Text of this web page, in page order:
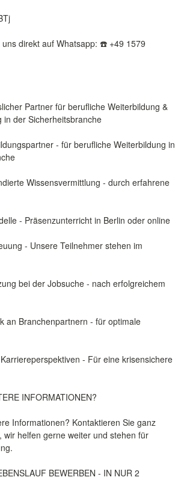
direkt auf Whatsapp: ☎️ +49 1579
Partner für berufliche Weiterbildung &
in der Sicherheitsbranche
- für berufliche Weiterbildung in
Wissensvermittlung - durch erfahrene
- Präsenzunterricht in Berlin oder online
- Unsere Teilnehmer stehen im
bei der Jobsuche - nach erfolgreichem
an Branchenpartnern - für optimale
- Für eine krisensichere
INFORMATIONEN?
Informationen? Kontaktieren Sie ganz
wir helfen gerne weiter und stehen für
BEWERBEN - IN NUR 2